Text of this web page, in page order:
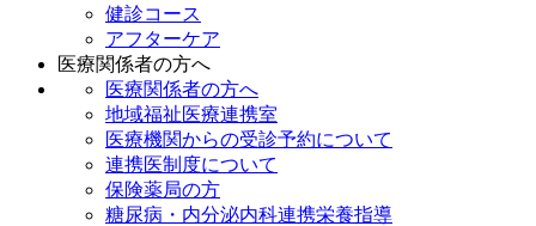
健診コース
アフターケア
医療関係者の方へ
医療関係者の方へ
地域福祉医療連携室
医療機関からの受診予約について
連携医制度について
保険薬局の方
糖尿病・内分泌内科連携栄養指導